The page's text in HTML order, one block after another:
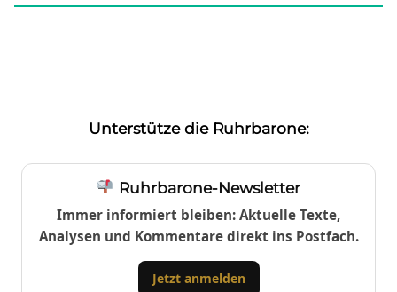
Unterstütze die Ruhrbarone:
Ruhrbarone-Newsletter
Immer informiert bleiben: Aktuelle Texte,
Analysen und Kommentare direkt ins Postfach.
Jetzt anmelden